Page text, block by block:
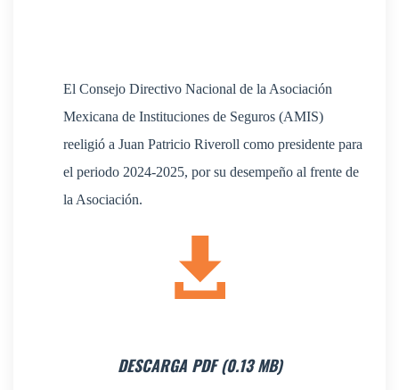
El Consejo Directivo Nacional de la Asociación
Mexicana de Instituciones de Seguros (AMIS)
reeligió a Juan Patricio Riveroll como presidente para
el periodo 2024-2025, por su desempeño al frente de
la Asociación.
DESCARGA PDF (0.13 MB)